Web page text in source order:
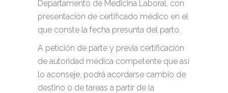
Departamento de Medicina Laboral, con
presentación de certificado médico en el
que conste la fecha presunta del parto.
A petición de parte y previa certificación
de autoridad médica competente que así
lo aconseje, podrá acordarse cambio de
destino o de tareas a partir de la